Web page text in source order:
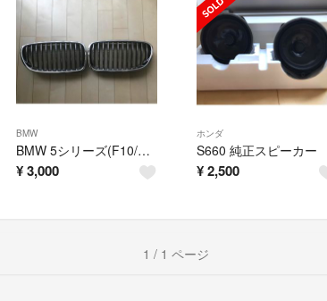
BMW
BMW 5シリーズ(F10/F11)キドニーグリル
¥3,000
ホンダ
S660 純正スピーカー
¥ 2,500
1 / 1 ページ